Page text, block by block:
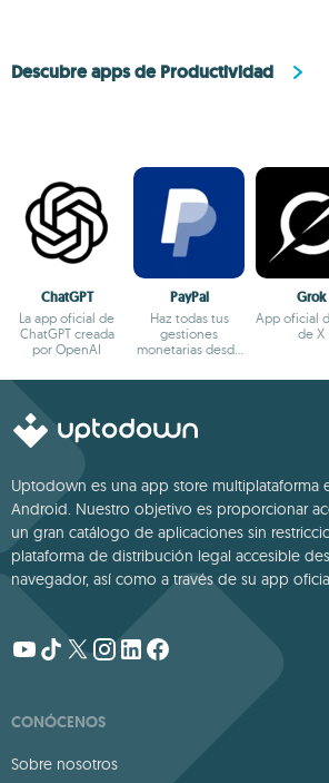
Descubre apps de Productividad
ChatGPT
La app oficial de
ChatGPT creada
por OpenAI
PayPal
Haz todas tus
gestiones
monetarias desde
Android
Grok
App oficial
de X
Uptodown es una app store multiplataforma
Android. Nuestro objetivo es proporcionar
un gran catálogo de aplicaciones sin
plataforma de distribución legal accesible
navegador, así como a través de su app
CONÓCENOS
Sobre nosotros